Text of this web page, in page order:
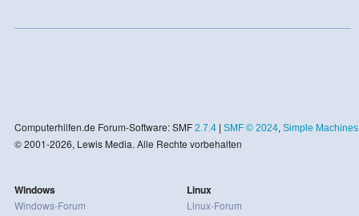
Computerhilfen.de Forum-Software: SMF 2.7.4| SMF © 2024, Simple Machines
© 2001-2026, Lewis Media. Alle Rechte vorbehalten
Windows
Windows-Forum
Linux
Linux-Forum